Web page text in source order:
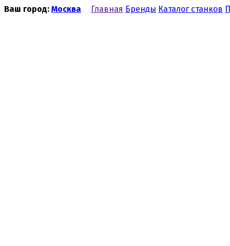
Ваш город: Москва Главная Бренды Каталог станков